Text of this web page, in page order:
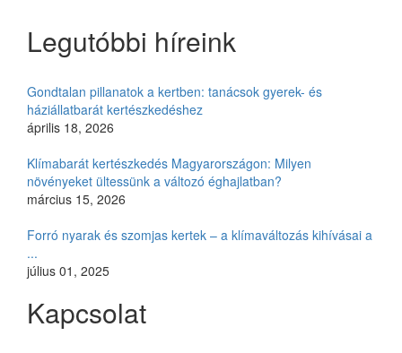
Legutóbbi híreink
Gondtalan pillanatok a kertben: tanácsok gyerek- és
háziállatbarát kertészkedéshez
április 18, 2026
Klímabarát kertészkedés Magyarországon: Milyen
növényeket ültessünk a változó éghajlatban?
március 15, 2026
Forró nyarak és szomjas kertek – a klímaváltozás kihívásai a
...
július 01, 2025
Kapcsolat